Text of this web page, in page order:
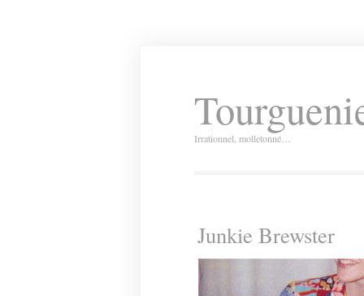
Irrationnel, molletonné…
Junkie Brewster